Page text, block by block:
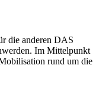
die anderen DAS
Im Mittelpunkt
rund um die